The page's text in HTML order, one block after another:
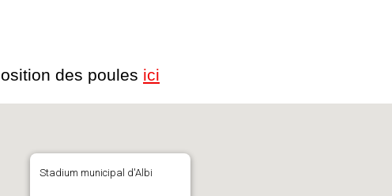
des poules ici
Stadium municipal d'Albi